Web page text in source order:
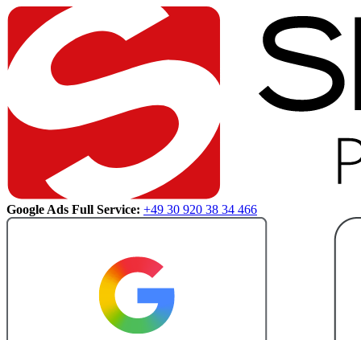
Google Ads Full Service: +49 30 920 38 34 466